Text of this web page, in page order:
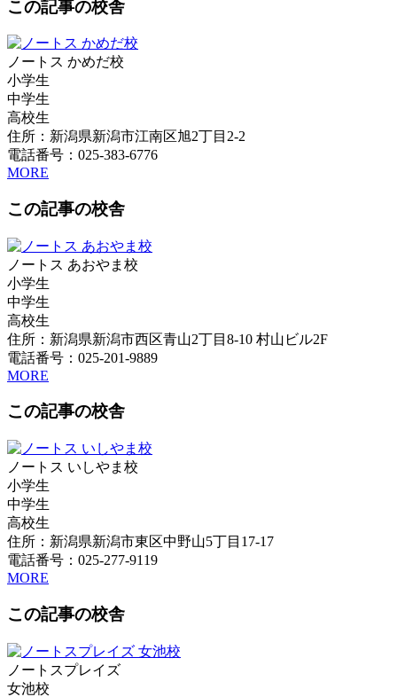
この記事の校舎
ノートス かめだ校
小学生
中学生
高校生
住所：新潟県新潟市江南区旭2丁目2-2
電話番号：025-383-6776
MORE
この記事の校舎
ノートス あおやま校
小学生
中学生
高校生
住所：新潟県新潟市西区青山2丁目8-10 村山ビル2F
電話番号：025-201-9889
MORE
この記事の校舎
ノートス いしやま校
小学生
中学生
高校生
住所：新潟県新潟市東区中野山5丁目17-17
電話番号：025-277-9119
MORE
この記事の校舎
ノートスプレイズ
女池校